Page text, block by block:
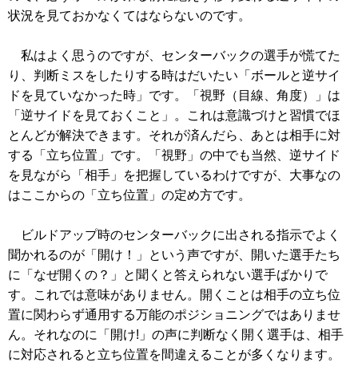
状況を見ておかなくてはならないのです。
私はよく思うのですが、センターバックの選手が慌てた
り、判断ミスをしたりする時はだいたい「ボールと逆サイ
ドを見ていなかった時」です。「視野（目線、角度）」は
「逆サイドを見ておくこと」。これは意識づけと習慣でほ
とんどが解決できます。それが済んだら、あとは相手に対
する「立ち位置」です。「視野」の中でも当然、逆サイド
を見ながら「相手」を把握しているわけですが、大事なの
はここからの「立ち位置」の定め方です。
ビルドアップ時のセンターバックに出される指示でよく
聞かれるのが「開け！」という声ですが、開いた選手たち
に「なぜ開くの？」と聞くと答えられない選手ばかりで
す。これでは意味がありません。開くことは相手の立ち位
置に関わらず通用する万能のポジショニングではありませ
ん。それなのに「開け!」の声に判断なく開く選手は、相手
に対応されると立ち位置を間違えることが多くなります。